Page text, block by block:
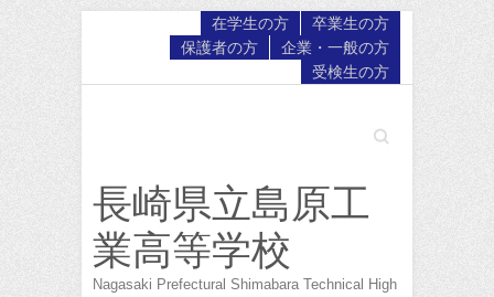
卒業生の方
在学生の方
企業・一般の方
保護者の方
受検生の方
Search
長崎県立島原工
業高等学校
Nagasaki Prefectural Shimabara Technical High